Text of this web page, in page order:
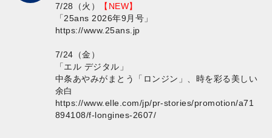
7/28（火）
【NEW】
「25ans 2026年9月号」
https://www.25ans.jp
7/24（金）
「エル デジタル」
中条あやみがまとう「ロンジン」、時を彩る美しい
余白
https://www.elle.com/jp/pr-stories/promotion/a71
894108/f-longines-2607/